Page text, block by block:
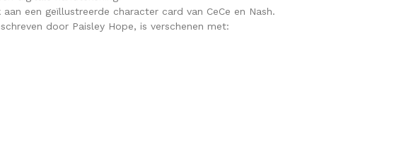
een geïllustreerde character card van CeCe en Nash.
door Paisley Hope, is verschenen met: